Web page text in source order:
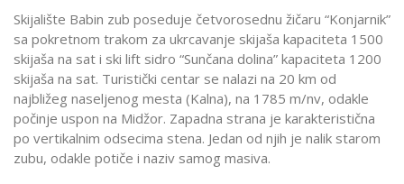
Skijalište Babin zub poseduje četvorosednu žičaru “Konjarnik”
sa pokretnom trakom za ukrcavanje skijaša kapaciteta 1500
skijaša na sat i ski lift sidro “Sunčana dolina” kapaciteta 1200
skijaša na sat. Turistički centar se nalazi na 20 km od
najbližeg naseljenog mesta (Kalna), na 1785 m/nv, odakle
počinje uspon na Midžor. Zapadna strana je karakteristična
po vertikalnim odsecima stena. Jedan od njih je nalik starom
zubu, odakle potiče i naziv samog masiva.